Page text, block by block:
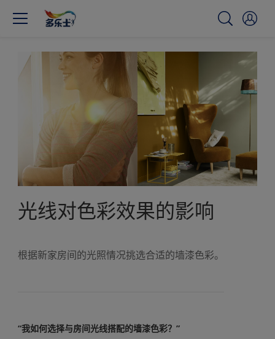
光线对色彩效果的影响
根据新家房间的光照情况挑选合适的墙漆色彩。
“我如何选择与房间光线搭配的墙漆色彩？”